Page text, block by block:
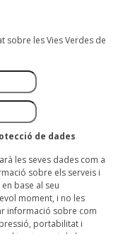
sobre les Vies Verdes de
de dades
les seves dades com a
sobre els serveis i
base al seu
moment, i no les
informació sobre com
portabilitat i